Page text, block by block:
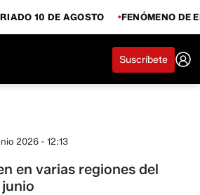
10 DE AGOSTO FENÓMENO DE
Suscríbete
2026 - 12:13
en varias regiones del
junio